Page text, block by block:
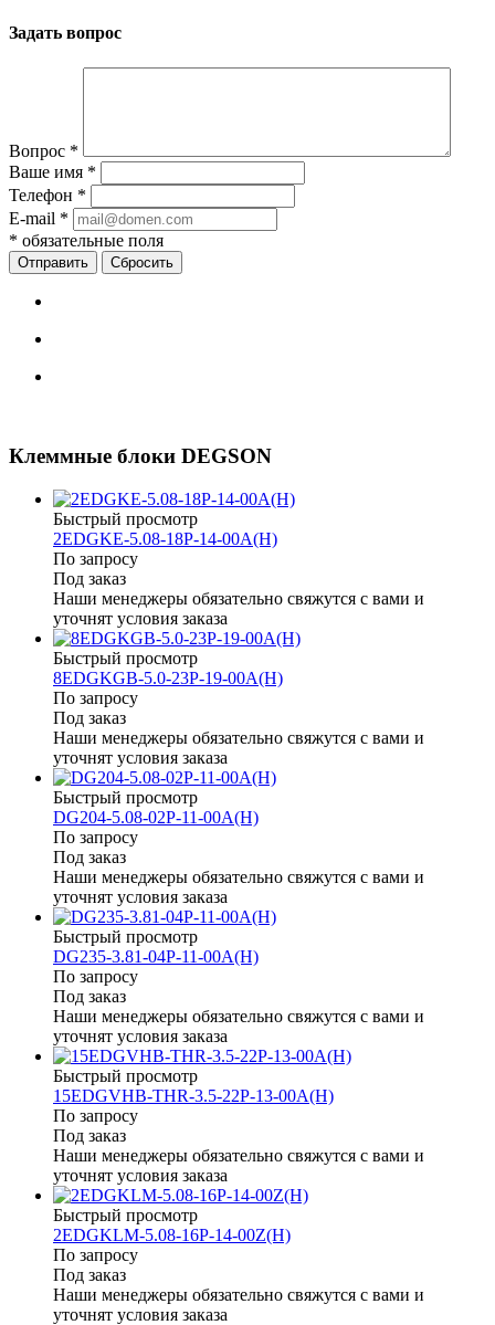
Задать вопрос
Вопрос *
Ваше имя *
Телефон *
E-mail *
* обязательные поля
Сбросить
Клеммные блоки DEGSON
Быстрый просмотр
2EDGKE-5.08-18P-14-00A(H)
По запросу
Под заказ
Наши менеджеры обязательно свяжутся с вами и
уточнят условия заказа
Быстрый просмотр
8EDGKGB-5.0-23P-19-00A(H)
По запросу
Под заказ
Наши менеджеры обязательно свяжутся с вами и
уточнят условия заказа
Быстрый просмотр
DG204-5.08-02P-11-00A(H)
По запросу
Под заказ
Наши менеджеры обязательно свяжутся с вами и
уточнят условия заказа
Быстрый просмотр
DG235-3.81-04P-11-00A(H)
По запросу
Под заказ
Наши менеджеры обязательно свяжутся с вами и
уточнят условия заказа
Быстрый просмотр
15EDGVHB-THR-3.5-22P-13-00A(H)
По запросу
Под заказ
Наши менеджеры обязательно свяжутся с вами и
уточнят условия заказа
Быстрый просмотр
2EDGKLM-5.08-16P-14-00Z(H)
По запросу
Под заказ
Наши менеджеры обязательно свяжутся с вами и
уточнят условия заказа